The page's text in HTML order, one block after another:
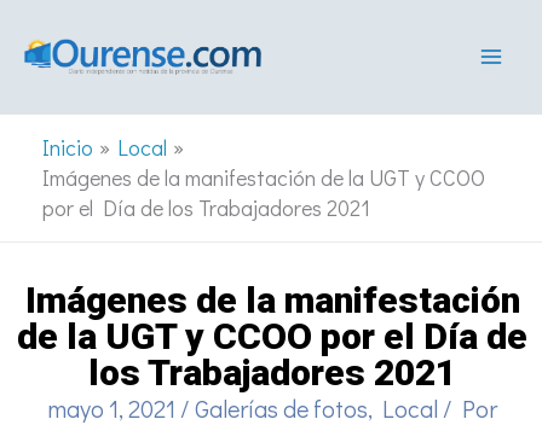
Inicio
Local
Imágenes de la manifestación de la UGT y CCOO
por el Día de los Trabajadores 2021
Imágenes de la manifestación
de la UGT y CCOO por el Día de
los Trabajadores 2021
mayo 1, 2021 /Galerías de fotos, Local / Por